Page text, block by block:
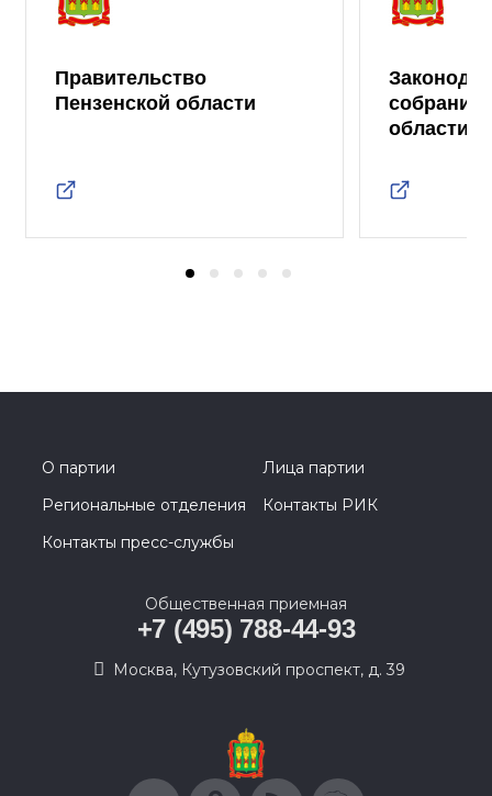
Правительство
Пензенской области
собрание
области
О партии
Лица партии
Региональные отделения
Контакты РИК
Контакты пресс-службы
Общественная приемная
+7 (495) 788-44-93
Москва, Кутузовский проспект, д. 39